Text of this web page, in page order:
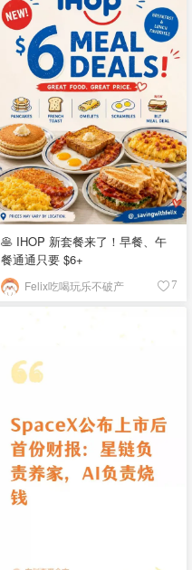
🥞 IHOP 新套餐来了！早餐、午
餐通通只要 $6+
Felix吃喝玩乐不破产 7